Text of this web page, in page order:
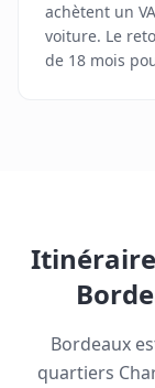
achètent un
voiture. Le
de 18 mois
Bordeaux
quartiers